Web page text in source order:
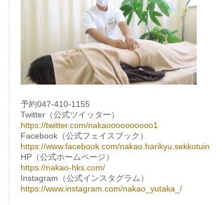
予約047-410-1155
Twitter（公式ツイッター）
https://twitter.com/nakaoooooooooo1
Facebook（公式フェイスブック）
https://www.facebook.com/nakao.harikyu.sekkotuin
HP（公式ホームページ）
https://nakao-hks.com/
Instagram（公式インスタグラム）
https://www.instagram.com/nakao_yutaka_/